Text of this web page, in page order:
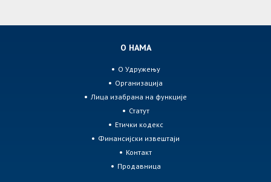
О НАМА
О Удружењу
Организација
Лица изабрана на функције
Статут
Етички кодекс
Финансијски извештаји
Контакт
Продавница